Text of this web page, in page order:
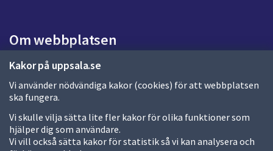
Kakor på uppsala.se
Vi använder nödvändiga kakor (cookies) för att webbplatsen
ska fungera.
Vi skulle vilja sätta lite fler kakor för olika funktioner som
hjälper dig som användare.
Vi vill också sätta kakor för statistik så vi kan analysera och
d
a
Om webbplatsen
Om webbplatsen
Allmänna handlingar och diarium
Behandling av personuppgifter
Kakor